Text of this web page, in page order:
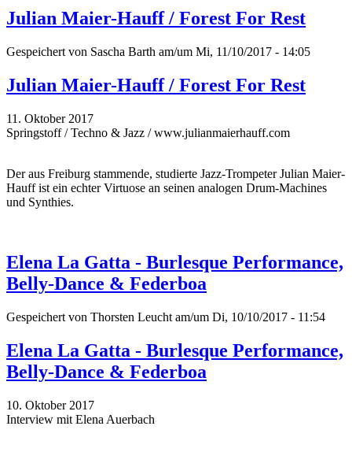
Julian Maier-Hauff / Forest For Rest
Gespeichert von Sascha Barth am/um Mi, 11/10/2017 - 14:05
Julian Maier-Hauff / Forest For Rest
11. Oktober 2017
Springstoff / Techno & Jazz / www.julianmaierhauff.com
Der aus Freiburg stammende, studierte Jazz-Trompeter Julian Maier-
Hauff ist ein echter Virtuose an seinen analogen Drum-Machines
und Synthies.
Elena La Gatta - Burlesque Performance,
Belly-Dance & Federboa
Gespeichert von Thorsten Leucht am/um Di, 10/10/2017 - 11:54
Elena La Gatta - Burlesque Performance,
Belly-Dance & Federboa
10. Oktober 2017
Interview mit Elena Auerbach